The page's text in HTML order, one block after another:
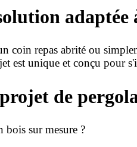
adaptée
coin repas abrité ou
est unique et conçu pour
de
bois sur mesure ?